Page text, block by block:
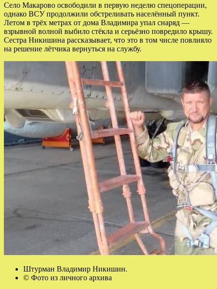
Село Макарово освободили в первую неделю спецоперации,
однако ВСУ продолжили обстреливать населённый пункт.
Летом в трёх метрах от дома Владимира упал снаряд —
взрывной волной выбило стёкла и серьёзно повредило крышу.
Сестра Никишина рассказывает, что это в том числе повлияло
на решение лётчика вернуться на службу.
Штурман Владимир Никишин.
© Фото из личного архива